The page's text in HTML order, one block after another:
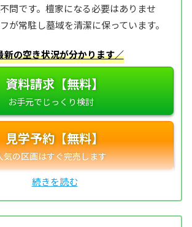
問です。檀家になる必要はありませ
が常駐し墓域を清潔に保っています。
新の空き状況が分かります／
資料請求【無料】
見学予約【無料】